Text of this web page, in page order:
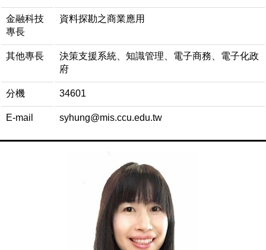
金融科技
專長
資料探勘之商業應用
其他專長
決策支援系統、知識管理、電子商務、電子化政
府
分機 34601
E-mail syhung@mis.ccu.edu.tw